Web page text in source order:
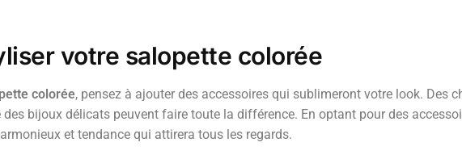
votre salopette colorée
colorée, pensez à ajouter des accessoires qui sublimeront votre look. Des
des bijoux délicats peuvent faire toute la différence. En optant pour des
et tendance qui attirera tous les regards.